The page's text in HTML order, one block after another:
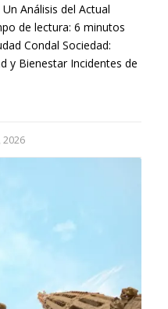
Análisis del Actual
de lectura: 6 minutos
Condal Sociedad:
y Bienestar Incidentes de
2026